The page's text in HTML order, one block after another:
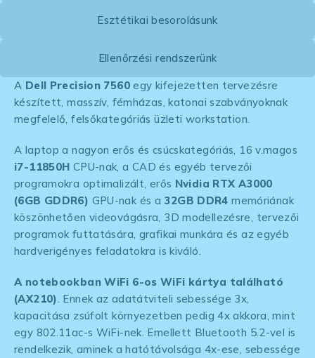
Esztétikai besorolásunk
Ellenőrzési rendszerünk
A Dell Precision 7560egy kifejezetten tervezésre
készített, masszív, fémházas, katonai szabványoknak
megfelelő, felsőkategóriás üzleti workstation.
A laptop a nagyon erős és csúcskategóriás, 16 v.magos
i7-11850H CPU-nak, a CAD és egyéb tervezői
programokra optimalizált, erős Nvidia RTX A3000
(6GB GDDR6) GPU-nak és a 32GB DDR4 memóriának
köszönhetően videovágásra, 3D modellezésre, tervezői
programok futtatására, grafikai munkára és az egyéb
hardverigényes feladatokra is kiváló.
A notebookban WiFi 6-os WiFi kártya található
(AX210) . Ennek az adatátviteli sebessége 3x,
kapacitása zsúfolt környezetben pedig 4x akkora, mint
egy 802.11ac-s WiFi-nek. Emellett Bluetooth 5.2-vel is
rendelkezik, aminek a hatótávolsága 4x-ese, sebessége